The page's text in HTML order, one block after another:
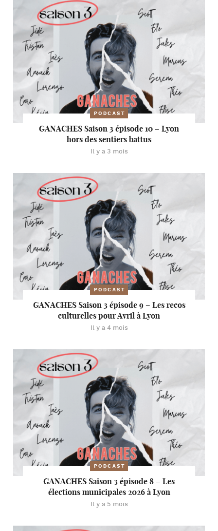
PODCAST
GANACHES Saison 3 épisode 10 – Lyon
hors des sentiers battus
Il y a 3 mois
PODCAST
GANACHES Saison 3 épisode 9 – Les recos
culturelles pour Avril à Lyon
Il y a 4 mois
PODCAST
GANACHES Saison 3 épisode 8 – Les
élections municipales 2026 à Lyon
Il y a 5 mois